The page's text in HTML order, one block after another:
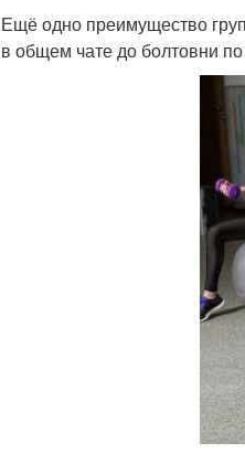
Занятие в фитнес-клубе
Ещё одно преимущество
в общем чате до болтовни по